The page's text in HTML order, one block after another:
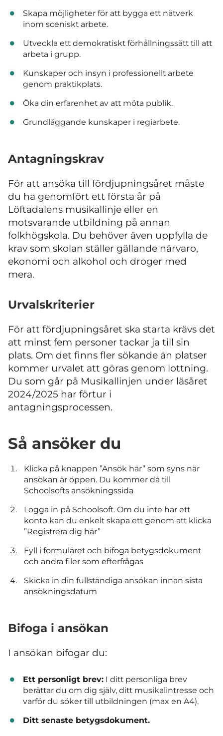
Skapa möjligheter för att bygga ett nätverk
inom sceniskt arbete.
Utveckla ett demokratiskt förhållningssätt till att
arbeta i grupp.
Kunskaper och insyn i professionellt arbete
genom praktikplats.
Öka din erfarenhet av att möta publik.
Grundläggande kunskaper i regiarbete.
Antagningskrav
För att ansöka till fördjupningsåret måste
du ha genomfört ett första år på
Löftadalens musikallinje eller en
motsvarande utbildning på annan
folkhögskola. Du behöver även uppfylla de
krav som skolan ställer gällande närvaro,
ekonomi och alkohol och droger med
mera.
Urvalskriterier
För att fördjupningsåret ska starta krävs det
att minst fem personer tackar ja till sin
plats. Om det finns fler sökande än platser
kommer urvalet att göras genom lottning.
Du som går på Musikallinjen under läsåret
2024/2025 har förtur i
antagningsprocessen.
Så ansöker du
Klicka på knappen ”Ansök här” som syns när
ansökan är öppen. Du kommer då till
Schoolsofts ansökningssida
Logga in på Schoolsoft. Om du inte har ett
konto kan du enkelt skapa ett genom att klicka
”Registrera dig här”
Fyll i formuläret och bifoga betygsdokument
och andra filer som efterfrågas
Skicka in din fullständiga ansökan innan sista
ansökningsdatum
Bifoga i ansökan
I ansökan bifogar du:
Ett personligt brev:I ditt personliga brev
berättar du om dig själv, ditt musikalintresse och
varför du söker till utbildningen (max en A4).
Ditt senaste betygsdokument.